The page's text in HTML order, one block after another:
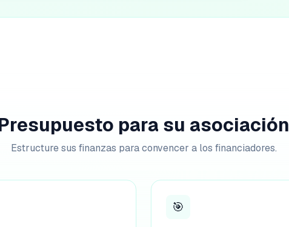
para su asociación
Estructure sus finanzas para convencer a los financiadores.
🎯